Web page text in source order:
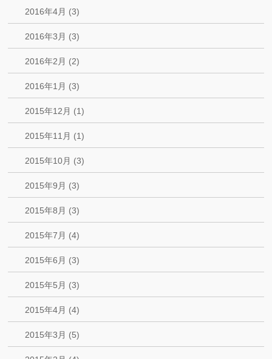
2016年4月 (3)
2016年3月 (3)
2016年2月 (2)
2016年1月 (3)
2015年12月 (1)
2015年11月 (1)
2015年10月 (3)
2015年9月 (3)
2015年8月 (3)
2015年7月 (4)
2015年6月 (3)
2015年5月 (3)
2015年4月 (4)
2015年3月 (5)